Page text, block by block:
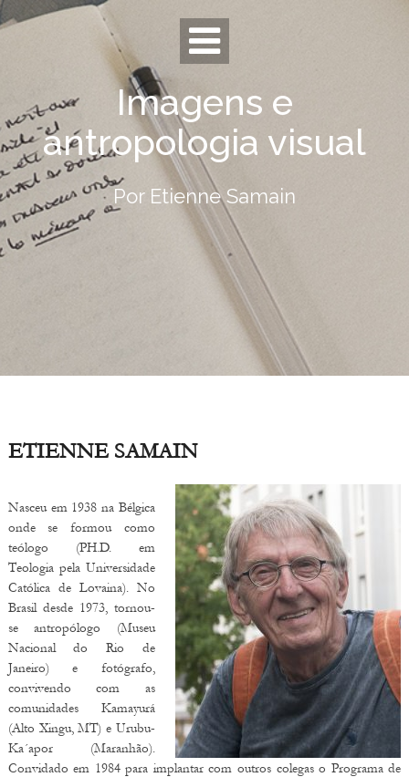
Skip
to
Imagens e
antropologia visual
Por Etienne Samain
ETIENNE SAMAIN
Nasceu em 1938 na Bélgica
onde se formou como
teólogo (PH.D. em
Teologia pela Universidade
Católica de Lovaina). No
Brasil desde 1973, tornou-
se antropólogo (Museu
Nacional do Rio de
Janeiro) e fotógrafo,
convivendo com as
comunidades Kamayurá
(Alto Xingu, MT) e Urubu-
Ka´apor (Maranhão).
Convidado em 1984 para implantar com outros colegas o Programa de